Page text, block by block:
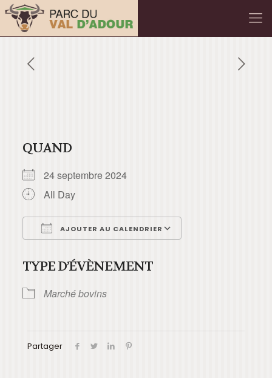
QUAND
24 septembre 2024
All Day
AJOUTER AU CALENDRIER
TYPE D’ÉVÈNEMENT
Marché bovins
Partager